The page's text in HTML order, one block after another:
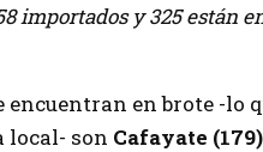
importados y 325 están
encuentran en brote -lo
local- son Cafayate